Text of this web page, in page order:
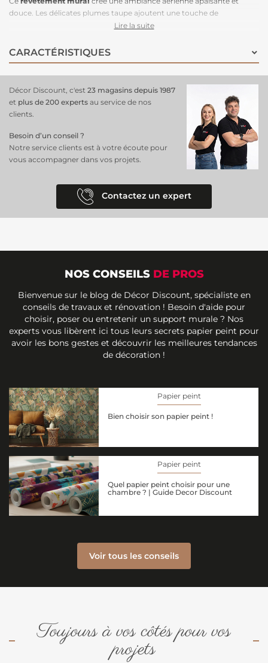
douce. Les délicates plumes taupe ajoutent une touche de
raffinement à n'importe quelle pièce, que ce soit une chambre, un
appliquez simplement la colle sur le mur pour un résultat rapide et
soigné. Cette pépite habille vos murs tout en apportant une
note de sérénité à votre intérieur. Un élément déco passe partout !
Lire la suite
CARACTÉRISTIQUES
Décor Discount, c'est 23 magasins depuis 1987
et plus de 200 experts au service de nos
clients.
Besoin d’un conseil ?
Notre service clients est à votre écoute pour
vous accompagner dans vos projets.
Contactez un expert
NOS CONSEILS DE PROS
Bienvenue sur le blog de Décor Discount, spécialiste en
conseils de travaux et rénovation ! Besoin d'aide pour
choisir, poser ou entretenir un support murale ? Nos
experts vous libèrent ici tous leurs secrets papier peint pour
avoir les bons gestes et découvrir les meilleures tendances
de décoration !
Papier peint
Bien choisir son papier peint !
Papier peint
Quel papier peint choisir pour une
chambre ? | Guide Decor Discount
Voir tous les conseils
Toujours à vos côtés pour vos
projets